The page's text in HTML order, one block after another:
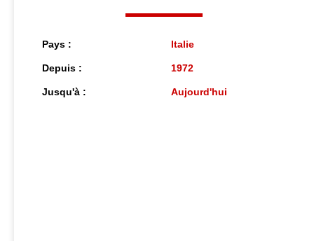
Pays : Italie
Depuis : 1972
Jusqu'à : Aujourd'hui